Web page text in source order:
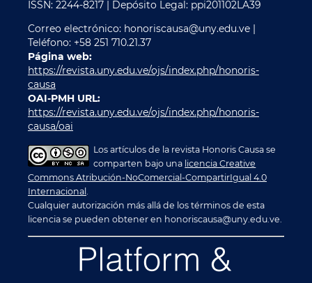
ISSN: 2244-8217 | Depósito Legal: ppi201102LA39
Correo electrónico: honoriscausa@uny.edu.ve |
Teléfono: +58 251 710.21.37
Página web:
https://revista.uny.edu.ve/ojs/index.php/honoris-
causa
OAI-PMH URL:
https://revista.uny.edu.ve/ojs/index.php/honoris-
causa/oai
Los artículos de la revista Honoris Causa se
comparten bajo una licencia Creative
Commons Atribución-NoComercial-CompartirIgual 4.0
Internacional
Cualquier autorización más allá de los términos de esta
licencia se pueden obtener en honoriscausa@uny.edu.ve.